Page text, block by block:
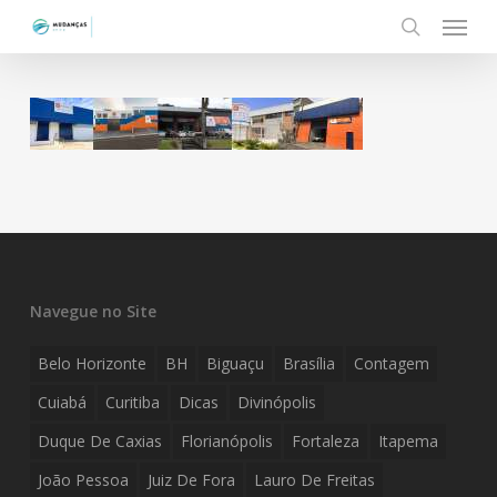
content
search
Menu
Navegue no Site
Belo Horizonte BH Biguaçu Brasília
Contagem
Cuiabá
Curitiba Dicas
Divinópolis
Duque De Caxias
Florianópolis Fortaleza
Itapema
João Pessoa
Juiz De Fora Lauro De Freitas